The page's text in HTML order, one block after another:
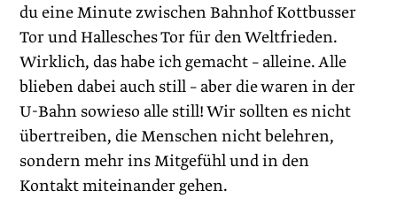
du eine Minute zwischen Bahnhof Kottbusser
Tor und Hallesches Tor für den Weltfrieden.
Wirklich, das habe ich gemacht – alleine. Alle
blieben dabei auch still – aber die waren in der
U-Bahn sowieso alle still! Wir sollten es nicht
übertreiben, die Menschen nicht belehren,
sondern mehr ins Mitgefühl und in den
Kontakt miteinander gehen.